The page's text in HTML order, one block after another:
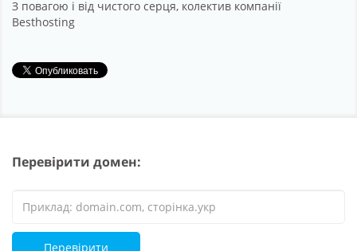
З повагою і від чистого серця, колектив компанії
Besthosting
Перевірити домен:
Перевірити